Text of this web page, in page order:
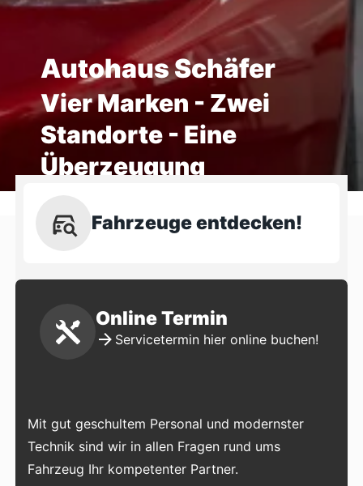
Autohaus Schäfer
Vier Marken - Zwei
Standorte - Eine
Überzeugung
Fahrzeuge entdecken!
Online Termin
Servicetermin hier online buchen!
Mit gut geschultem Personal und modernster
Technik sind wir in allen Fragen rund ums
Fahrzeug Ihr kompetenter Partner.